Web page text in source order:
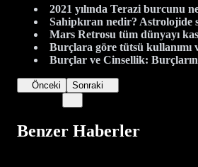
2021 yılında Terazi burcunu
Sahipkıran nedir? Astrolojide
Mars Retrosu tüm dünyayı
Burçlara göre tütsü kullanımı
Burçlar ve Cinsellik: Burçların
Önceki Sonraki
Benzer Haberler